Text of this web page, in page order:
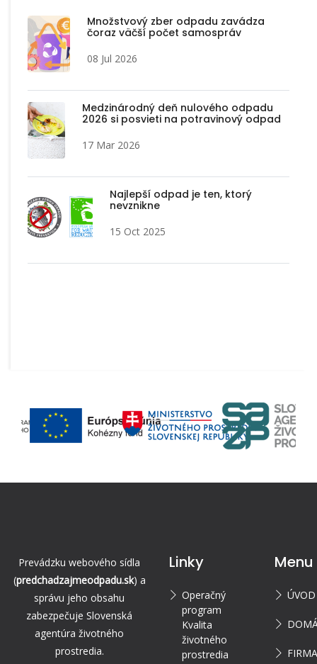
Množstvový zber odpadu zavádza
čoraz väčší počet samospráv
08 Jul 2026
Medzinárodný deň nulového odpadu
2026 si posvieti na potravinový odpad
17 Mar 2026
Najlepší odpad je ten, ktorý
nevznikne
15 Oct 2025
Prevádzku webového sídla
(predchadzajmeodpadu.sk) a
správu jeho obsahu
zabezpečuje Slovenská
agentúra životného
prostredia.
Linky
Operačný
program
Kvalita
životného
prostredia
Menu
ÚVOD